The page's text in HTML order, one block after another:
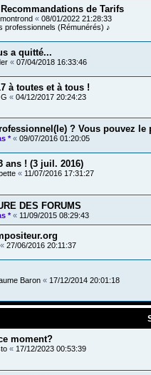
de Tarifs
« 08/01/2022 21:28:33
professionnels (Rémunérés) ♪
a quitté...
« 07/04/2018 16:33:46
à toutes et à tous !
« 04/12/2017 20:24:23
? Vous pouvez
*« 09/07/2016 01:20:05
ans ! (3 juil. 2016)
« 11/07/2016 17:31:27
DES FORUMS
*« 11/09/2015 08:29:43
« 27/06/2016 20:11:37
Baron « 17/12/2014 20:01:18
moment?
« 17/12/2023 00:53:39